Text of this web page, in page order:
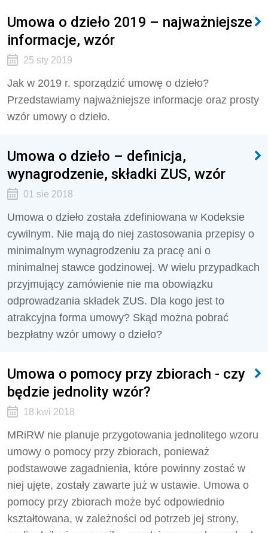
Umowa o dzieło 2019 – najważniejsze
informacje, wzór
25 sty 2019
Jak w 2019 r. sporządzić umowę o dzieło?
Przedstawiamy najważniejsze informacje oraz prosty
wzór umowy o dzieło.
Umowa o dzieło – definicja,
wynagrodzenie, składki ZUS, wzór
01 sie 2018
Umowa o dzieło została zdefiniowana w Kodeksie
cywilnym. Nie mają do niej zastosowania przepisy o
minimalnym wynagrodzeniu za pracę ani o
minimalnej stawce godzinowej. W wielu przypadkach
przyjmujący zamówienie nie ma obowiązku
odprowadzania składek ZUS. Dla kogo jest to
atrakcyjna forma umowy? Skąd można pobrać
bezpłatny wzór umowy o dzieło?
Umowa o pomocy przy zbiorach - czy
będzie jednolity wzór?
18 kwi 2018
MRiRW nie planuje przygotowania jednolitego wzoru
umowy o pomocy przy zbiorach, ponieważ
podstawowe zagadnienia, które powinny zostać w
niej ujęte, zostały zawarte już w ustawie. Umowa o
pomocy przy zbiorach może być odpowiednio
kształtowana, w zależności od potrzeb jej strony,